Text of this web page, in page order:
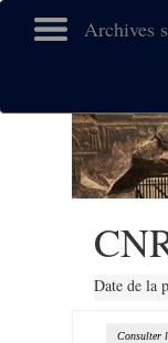
Archives
Date de la
Consulter